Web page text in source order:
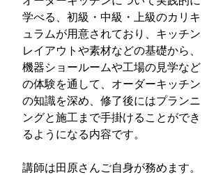
学べる、初級・中級・上級のカリキ
ュラムが用意されており、キッチン
レイアウトや素材などの基礎から、
機器ショールームや工場の見学など
の体験を通して、オーダーキッチン
の知識を深め、修了後にはプランニ
ングと施工まで手掛けることができ
るようになる内容です。
講師は田原さんご自身が務めます。